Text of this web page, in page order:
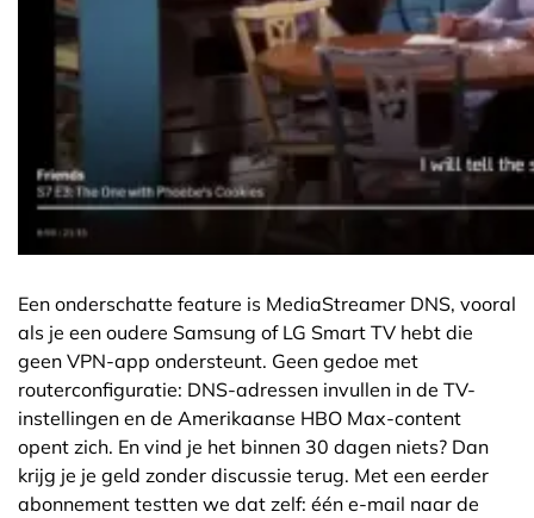
Een onderschatte feature is MediaStreamer DNS, vooral
als je een oudere Samsung of LG Smart TV hebt die
geen VPN-app ondersteunt. Geen gedoe met
routerconfiguratie: DNS-adressen invullen in de TV-
instellingen en de Amerikaanse HBO Max-content
opent zich. En vind je het binnen 30 dagen niets? Dan
krijg je je geld zonder discussie terug. Met een eerder
abonnement testten we dat zelf: één e-mail naar de